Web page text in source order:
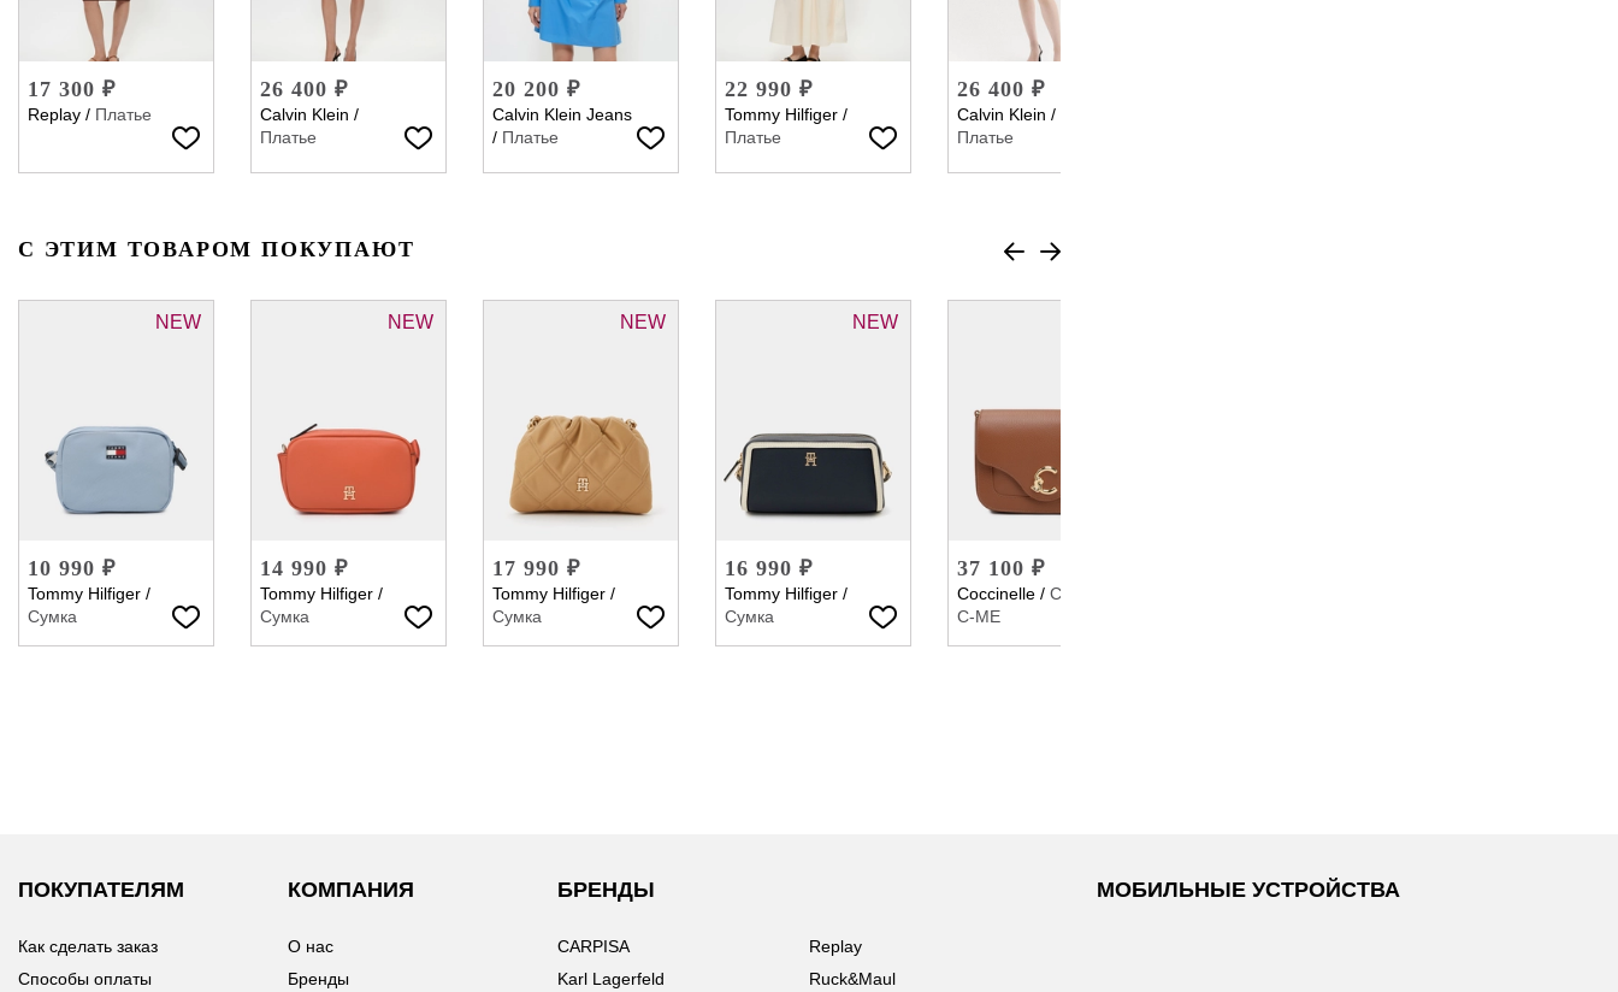
17 300 ₽
Replay / Платье
26 400 ₽
Calvin Klein /
Платье
20 200 ₽
Calvin Klein Jeans
/ Платье
22 990 ₽
Tommy Hilfiger /
Платье
26 400 ₽
Calvin Klein /
Платье
С ЭТИМ ТОВАРОМ ПОКУПАЮТ
NEW
10 990 ₽
Tommy Hilfiger /
Сумка
NEW
14 990 ₽
Tommy Hilfiger /
Сумка
NEW
17 990 ₽
Tommy Hilfiger /
Сумка
NEW
16 990 ₽
Tommy Hilfiger /
Сумка
37 100 ₽
Coccinelle / Сумка
C-ME
ПОКУПАТЕЛЯМ
Как сделать заказ
Способы оплаты
КОМПАНИЯ
О нас
Бренды
БРЕНДЫ
CARPISA
Karl Lagerfeld
Replay
Ruck&Maul
МОБИЛЬНЫЕ УСТРОЙСТВА